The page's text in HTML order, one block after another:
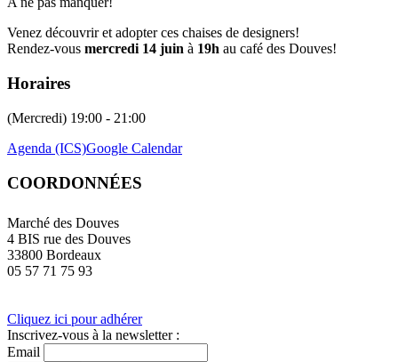
Venez découvrir et adopter ces chaises de designers!
Rendez-vous mercredi 14 juin à 19h au café des Douves!
Horaires
(Mercredi) 19:00 - 21:00
Agenda (ICS)Google Calendar
COORDONNÉES
Marché des Douves
4 BIS rue des Douves
33800 Bordeaux
05 57 71 75 93
Cliquez ici pour adhérer
Inscrivez-vous à la newsletter :
Email